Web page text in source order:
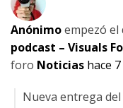
Anónimoempezó el
podcast – Visuals
foro Noticias hace
Nueva entrega